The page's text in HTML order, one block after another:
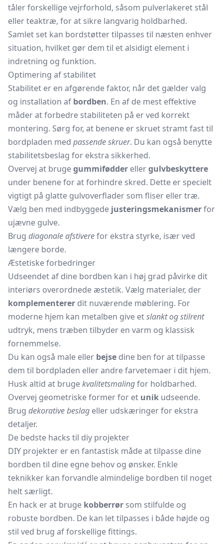
tåler forskellige vejrforhold, såsom pulverlakeret stål
eller teaktræ, for at sikre langvarig holdbarhed.
Samlet set kan bordstøtter tilpasses til næsten enhver
situation, hvilket gør dem til et alsidigt element i
indretning og funktion.
Optimering af stabilitet
Stabilitet er en afgørende faktor, når det gælder valg
og installation af bordben. En af de mest effektive
måder at forbedre stabiliteten på er ved korrekt
montering. Sørg for, at benene er skruet stramt fast til
bordpladen med passende skruer. Du kan også benytte
stabilitetsbeslag for ekstra sikkerhed.
Overvej at brugegummifødder ellergulvbeskyttere
under benene for at forhindre skred. Dette er specielt
vigtigt på glatte gulvoverflader som fliser eller træ.
Vælg ben med indbyggede justeringsmekanismerfor
ujævne gulve.
Brug diagonale afstiverefor ekstra styrke, især ved
længere borde.
Æstetiske forbedringer
Udseendet af dine bordben kan i høj grad påvirke dit
interiørs overordnede æstetik. Vælg materialer, der
komplementerer dit nuværende møblering. For
moderne hjem kan metalben give etslankt og stilrent
udtryk, mens træben tilbyder en varm og klassisk
fornemmelse.
Du kan også male eller bejse dine ben for at tilpasse
dem til bordpladen eller andre farvetemaer i dit hjem.
Husk altid at brugekvalitetsmalingfor holdbarhed.
Overvej geometriske former for et unik udseende.
Brug dekorative beslag eller udskæringer for ekstra
detaljer.
De bedste hacks til diy projekter
DIY projekter er en fantastisk måde at tilpasse dine
bordben til dine egne behov og ønsker. Enkle
teknikker kan forvandle almindelige bordben til noget
helt særligt.
En hack er at bruge kobberrør som stilfulde og
robuste bordben. De kan let tilpasses i både højde og
stil ved brug af forskellige fittings.